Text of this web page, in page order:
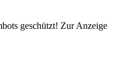
geschützt! Zur Anzeige